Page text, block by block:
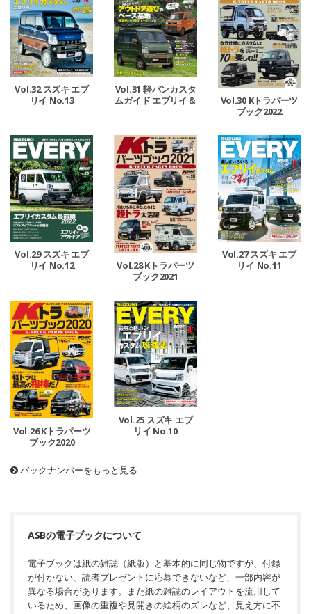
Vol.32 スズキ エブ
リイ No.13
Vol.31 軽バンカスタ
ムガイド エブリイ＆
Vol.30 Kトラパーツ
ブック2022
Vol.29 スズキ エブ
リイ No.12
Vol.28 Kトラパーツ
ブック2021
Vol.27 スズキ エブ
リイ No.11
Vol.26 Kトラパーツ
ブック2020
Vol.25 スズキ エブ
リイ No.10
バックナンバーをもっと見る
ASBの電子ブックについて
電子ブックは紙の雑誌（紙版）と基本的に同じ物ですが、付録
が付かない、読者プレゼントに応募できないなど、一部内容が
異なる場合があります。また紙の雑誌のレイアウトを流用して
いるため、画像の重複や見開きの絵柄のズレなど、見え方に不